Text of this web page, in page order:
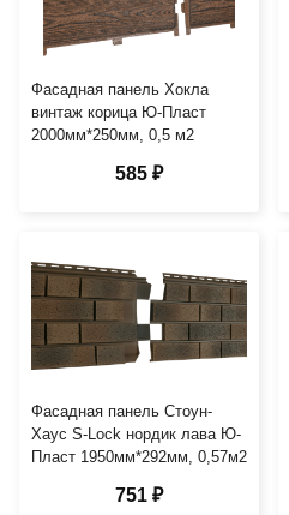
Фасадная панель Хокла
винтаж корица Ю-Пласт
2000мм*250мм, 0,5 м2
585 ₽
Фасадная панель Стоун-
Хаус S-Lock нордик лава Ю-
Пласт 1950мм*292мм, 0,57м2
751 ₽